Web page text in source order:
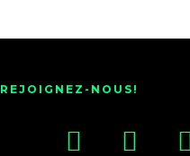
REJOIGNEZ-NOUS!